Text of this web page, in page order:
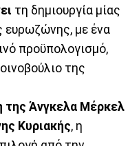
τη δημιουργία μίας
ευρωζώνης, με ένα
προϋπολογισμό,
της
της Άνγκελα Μέρκελ
Κυριακής, η